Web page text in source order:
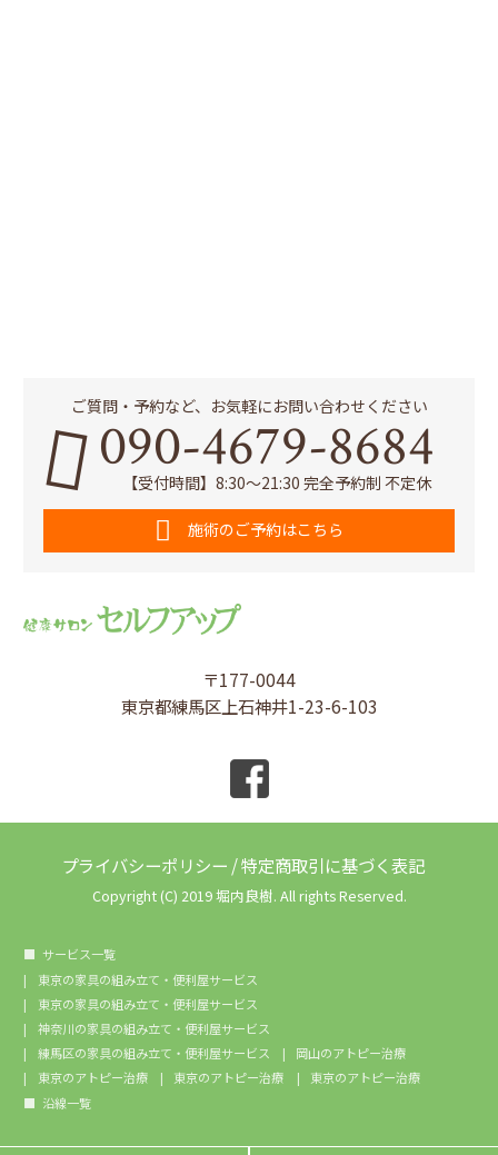
〒177-0044
東京都練馬区上石神井1-23-6-103
ご質問・予約など、お気軽にお問い合わせください
090-4679-8684
【受付時間】8:30～21:30 完全予約制 不定休
施術のご予約はこちら
プライバシーポリシー /特定商取引に基づく表記
Copyright (C) 2019 堀内良樹. All rights Reserved.
サービス一覧
東京の家具の組み立て・便利屋サービス
東京の家具の組み立て・便利屋サービス
神奈川の家具の組み立て・便利屋サービス
練馬区の家具の組み立て・便利屋サービス
岡山のアトピー治療
東京のアトピー治療
東京のアトピー治療
東京のアトピー治療
沿線一覧